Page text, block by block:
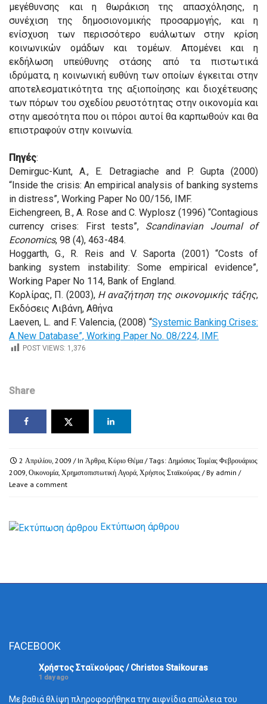
μεγέθυνσης και η θωράκιση της απασχόλησης, η
συνέχιση της δημοσιονομικής προσαρμογής, και η
ενίσχυση των περισσότερο ευάλωτων στην κρίση
κοινωνικών ομάδων και τομέων. Απομένει και η
εκδήλωση υπεύθυνης στάσης από τα πιστωτικά
ιδρύματα, η κοινωνική ευθύνη των οποίων έγκειται στην
αποτελεσματικότητα της αξιοποίησης και διοχέτευσης
των πόρων του σχεδίου ρευστότητας στην οικονομία και
στην αμεσότητα που οι πόροι αυτοί θα καρπωθούν και θα
επιστραφούν στην κοινωνία.
Πηγές:
Demirguc-Kunt, A., E. Detragiache and P. Gupta (2000)
“Inside the crisis: An empirical analysis of banking systems
in distress”, Working Paper No 00/156, IMF.
Eichengreen, Β., A. Rose and C. Wyplosz (1996) “Contagious
currency crises: First tests”, Scandinavian Journal of
Economics, 98 (4), 463-484.
Hoggarth, G., R. Reis and V. Saporta (2001) “Costs of
banking system instability: Some empirical evidence”,
Working Paper No 114, Bank of England.
Κορλίρας, Π. (2003), Η αναζήτηση της οικονομικής τάξης,
Εκδόσεις Λιβάνη, Αθήνα
Laeven, L. and F. Valencia, (2008) “Systemic Banking Crises:
A New Database”, Working Paper No. 08/224, IMF.
POST VIEWS: 1,376
Share
2 Απριλίου, 2009 / In Άρθρα, Κύριο Θέμα / Tags: Δημόσιος Τομέας Φεβρουάριος
2009, Οικονομία, Χρημστοπιστωτική Αγορά, Χρήστος Σταϊκούρας / By admin /
Leave a comment
Εκτύπωση άρθρου
FACEBOOK
Χρήστος Σταϊκούρας / Christos Staikouras
1 day ago
Με βαθιά θλίψη πληροφορήθηκα την αιφνίδια απώλεια του